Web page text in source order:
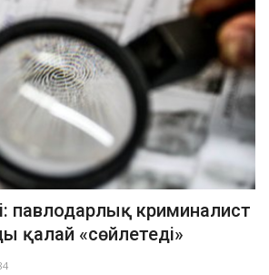
павлодарлық криминалист
қалай «сөйлетеді»